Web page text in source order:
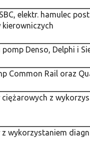
SBC, elektr. hamulec
kierowniczych
Denso, Delphi i
Common Rail oraz
z
wykorzystaniem